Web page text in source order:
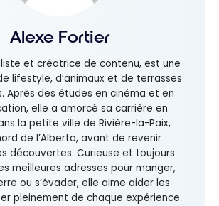
Alexe Fortier
et créatrice de contenu, est une
lifestyle, d’animaux et de terrasses
Après des études en cinéma et en
elle a amorcé sa carrière en
la petite ville de Rivière-la-Paix,
de l’Alberta, avant de revenir
découvertes. Curieuse et toujours
meilleures adresses pour manger,
ou s’évader, elle aime aider les
pleinement de chaque expérience.